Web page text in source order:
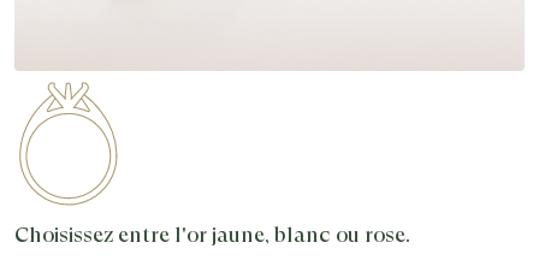
Choisissez entre l'or jaune, blanc ou rose.